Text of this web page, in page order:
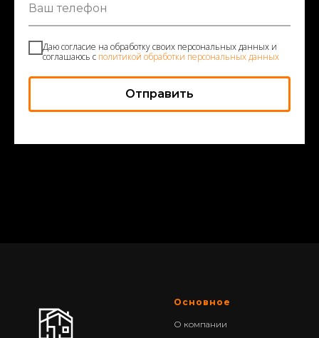
Ваш телефон
Даю согласие на обработку своих персональных данных и
соглашаюсь с политикой обработки персональных данных
Отправить
Основное
О компании